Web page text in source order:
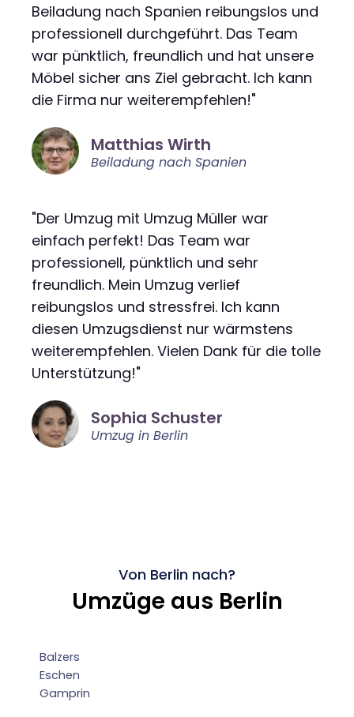
Beiladung nach Spanien reibungslos und
professionell durchgeführt. Das Team
war pünktlich, freundlich und hat unsere
Möbel sicher ans Ziel gebracht. Ich kann
die Firma nur weiterempfehlen!"
Matthias Wirth
Beiladung nach Spanien
"Der Umzug mit Umzug Müller war
einfach perfekt! Das Team war
professionell, pünktlich und sehr
freundlich. Mein Umzug verlief
reibungslos und stressfrei. Ich kann
diesen Umzugsdienst nur wärmstens
weiterempfehlen. Vielen Dank für die tolle
Unterstützung!"
Sophia Schuster
Umzug in Berlin
Von Berlin nach?
Umzüge aus Berlin
Balzers
Eschen
Gamprin